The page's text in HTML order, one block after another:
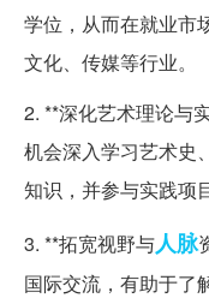
学位，从而在就业市
文化、传媒等行业。
2. **深化艺术理论与
机会深入学习艺术史
知识，并参与实践项
3. **拓宽视野与人脉
国际交流，有助于了